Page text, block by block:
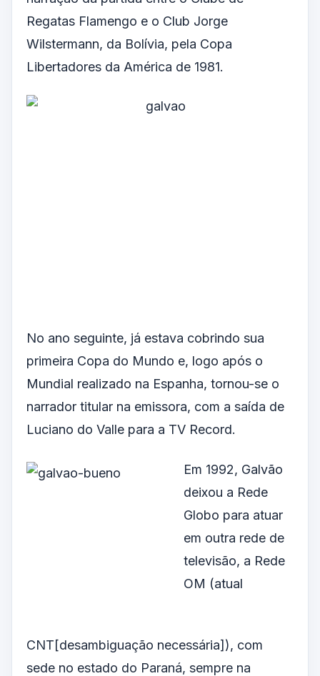
Regatas Flamengo e o Club Jorge
Wilstermann, da Bolívia, pela Copa
Libertadores da América de 1981.
No ano seguinte, já estava cobrindo sua
primeira Copa do Mundo e, logo após o
Mundial realizado na Espanha, tornou-se o
narrador titular na emissora, com a saída de
Luciano do Valle para a TV Record.
Em 1992, Galvão
deixou a Rede
Globo para atuar
em outra rede de
televisão, a Rede
OM (atual
CNT[desambiguação necessária]), com
sede no estado do Paraná, sempre na